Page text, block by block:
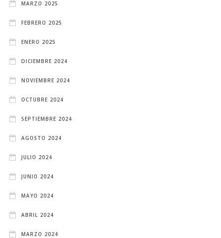
MARZO 2025
FEBRERO 2025
ENERO 2025
DICIEMBRE 2024
NOVIEMBRE 2024
OCTUBRE 2024
SEPTIEMBRE 2024
AGOSTO 2024
JULIO 2024
JUNIO 2024
MAYO 2024
ABRIL 2024
MARZO 2024